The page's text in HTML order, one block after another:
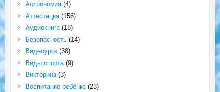
Астрономия(4)
Аттестация(156)
Аудиокнига(18)
Безопасность(14)
Видеоурок(38)
Виды спорта(9)
Викторина(3)
Воспитание ребёнка(23)